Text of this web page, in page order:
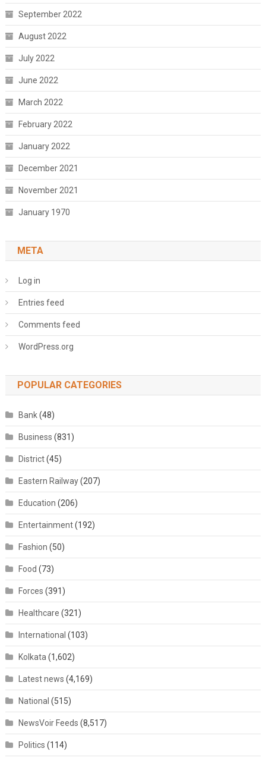
September 2022
August 2022
July 2022
June 2022
March 2022
February 2022
January 2022
December 2021
November 2021
January 1970
META
Log in
Entries feed
Comments feed
WordPress.org
POPULAR CATEGORIES
Bank(48)
Business (831)
District(45)
Eastern Railway(207)
Education (206)
Entertainment(192)
Fashion (50)
Food (73)
Forces (391)
Healthcare (321)
International (103)
Kolkata (1,602)
Latest news (4,169)
National (515)
NewsVoir Feeds (8,517)
Politics (114)